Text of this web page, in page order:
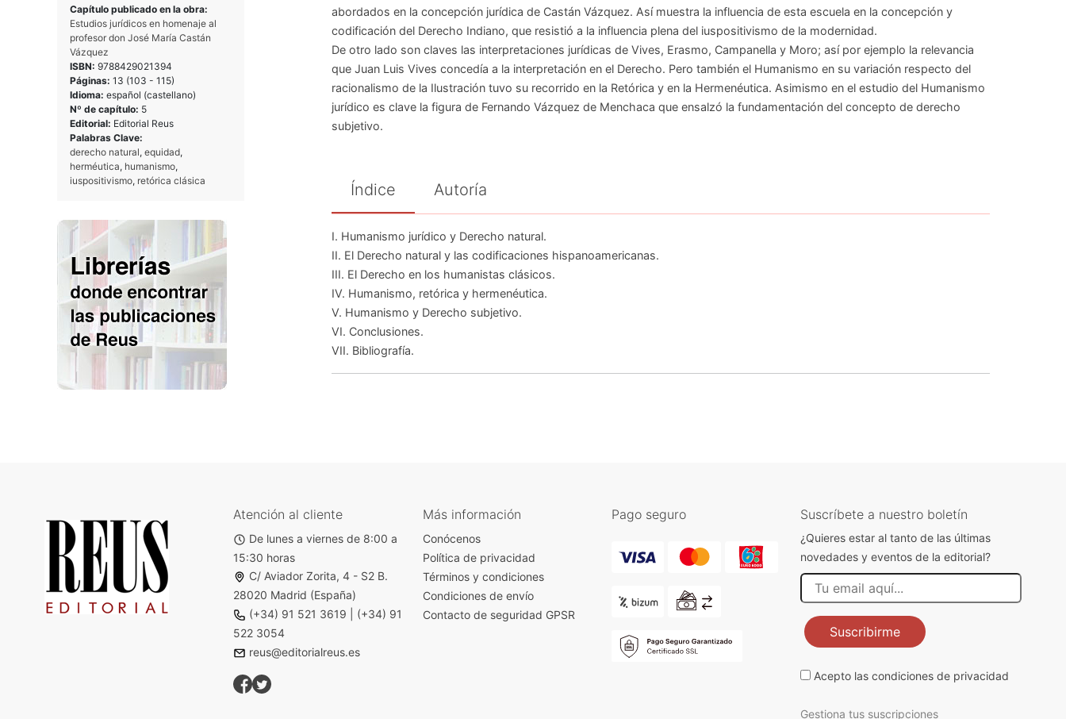
Capítulo publicado en la obra:
Estudios jurídicos en homenaje al
profesor don José María Castán
Vázquez
ISBN: 9788429021394
Páginas: 13 (103 - 115)
Idioma: español (castellano)
Nº de capítulo: 5
Editorial: Editorial Reus
Palabras Clave:
derecho natural, equidad,
herméutica, humanismo,
iuspositivismo, retórica clásica
abordados en la concepción jurídica de Castán Vázquez. Así muestra la influencia de esta escuela en la concepción y
codificación del Derecho Indiano, que resistió a la influencia plena del iuspositivismo de la modernidad.
De otro lado son claves las interpretaciones jurídicas de Vives, Erasmo, Campanella y Moro; así por ejemplo la relevancia
que Juan Luis Vives concedía a la interpretación en el Derecho. Pero también el Humanismo en su variación respecto del
racionalismo de la Ilustración tuvo su recorrido en la Retórica y en la Hermenéutica. Asimismo en el estudio del Humanismo
jurídico es clave la figura de Fernando Vázquez de Menchaca que ensalzó la fundamentación del concepto de derecho
subjetivo.
Índice Autoría
I. Humanismo jurídico y Derecho natural.
II. El Derecho natural y las codificaciones hispanoamericanas.
III. El Derecho en los humanistas clásicos.
IV. Humanismo, retórica y hermenéutica.
V. Humanismo y Derecho subjetivo.
VI. Conclusiones.
VII. Bibliografía.
Atención al cliente
De lunes a viernes de 8:00 a
15:30 horas
C/ Aviador Zorita, 4 - S2 B.
28020 Madrid (España)
(+34) 91 521 3619
(+34) 91
522 3054
reus@editorialreus.es
Más información
Conócenos
Política de privacidad
Términos y condiciones
Condiciones de envío
Contacto de seguridad GPSR
Pago seguro Suscríbete a nuestro boletín
¿Quieres estar al tanto de las últimas
novedades y eventos de la editorial?
Suscribirme
Acepto las condiciones de privacidad
Gestiona tus suscripciones